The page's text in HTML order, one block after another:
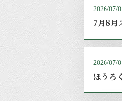
2026/07/
7月8月
2026/07/
ほうろ